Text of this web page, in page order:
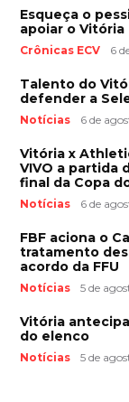
Esqueça o
apoiar o Vitória
Crônicas ECV 6
Talento do
defender a
Notícias 6 de
Vitória x
VIVO a partida
final da Copa
Notícias 6 de
FBF aciona o
tratamento
acordo da FFU
Notícias 5 de
Vitória
do elenco
Notícias 5 de